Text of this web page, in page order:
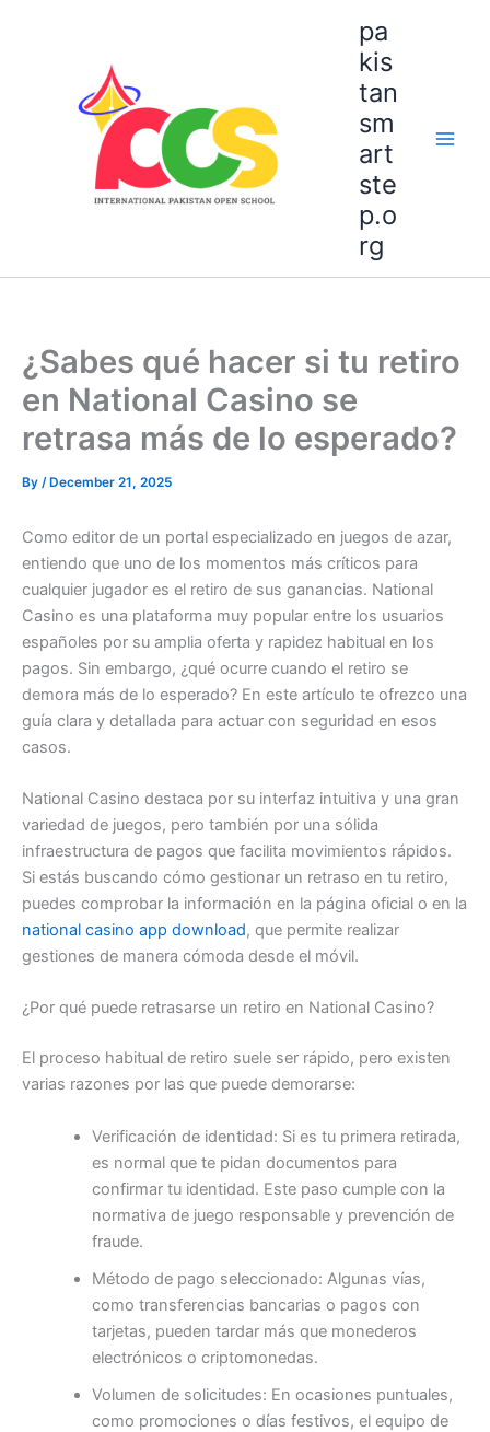
pa
kis
tan
sm
art
ste
p.o
rg
¿Sabes qué hacer si tu retiro
en National Casino se
retrasa más de lo esperado?
By /December 21, 2025
Como editor de un portal especializado en juegos de azar,
entiendo que uno de los momentos más críticos para
cualquier jugador es el retiro de sus ganancias. National
Casino es una plataforma muy popular entre los usuarios
españoles por su amplia oferta y rapidez habitual en los
pagos. Sin embargo, ¿qué ocurre cuando el retiro se
demora más de lo esperado? En este artículo te ofrezco una
guía clara y detallada para actuar con seguridad en esos
casos.
National Casino destaca por su interfaz intuitiva y una gran
variedad de juegos, pero también por una sólida
infraestructura de pagos que facilita movimientos rápidos.
Si estás buscando cómo gestionar un retraso en tu retiro,
puedes comprobar la información en la página oficial o en la
national casino app download, que permite realizar
gestiones de manera cómoda desde el móvil.
¿Por qué puede retrasarse un retiro en National Casino?
El proceso habitual de retiro suele ser rápido, pero existen
varias razones por las que puede demorarse:
Verificación de identidad: Si es tu primera retirada,
es normal que te pidan documentos para
confirmar tu identidad. Este paso cumple con la
normativa de juego responsable y prevención de
fraude.
Método de pago seleccionado: Algunas vías,
como transferencias bancarias o pagos con
tarjetas, pueden tardar más que monederos
electrónicos o criptomonedas.
Volumen de solicitudes: En ocasiones puntuales,
como promociones o días festivos, el equipo de